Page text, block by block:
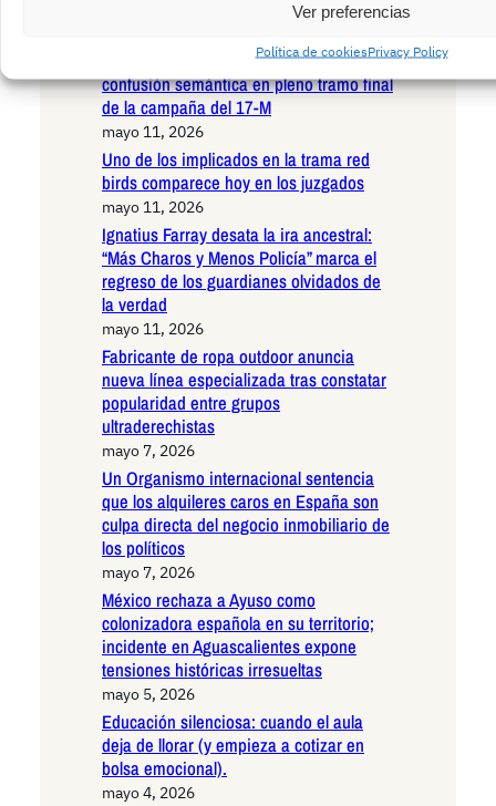
Ver preferencias
Política de cookiesPrivacy Policy
bandera de la Guardia Civil al recordar a
Montero rectifica tras lamentable
confusión semántica en pleno tramo final
de la campaña del 17-M
mayo 11, 2026
Uno de los implicados en la trama red
birds comparece hoy en los juzgados
mayo 11, 2026
Ignatius Farray desata la ira ancestral:
“Más Charos y Menos Policía” marca el
regreso de los guardianes olvidados de
la verdad
mayo 11, 2026
Fabricante de ropa outdoor anuncia
nueva línea especializada tras constatar
popularidad entre grupos
ultraderechistas
mayo 7, 2026
Un Organismo internacional sentencia
que los alquileres caros en España son
culpa directa del negocio inmobiliario de
los políticos
mayo 7, 2026
México rechaza a Ayuso como
colonizadora española en su territorio;
incidente en Aguascalientes expone
tensiones históricas irresueltas
mayo 5, 2026
Educación silenciosa: cuando el aula
deja de llorar (y empieza a cotizar en
bolsa emocional).
mayo 4, 2026